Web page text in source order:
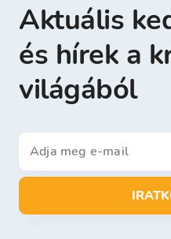
Aktuális
és hírek a
világából